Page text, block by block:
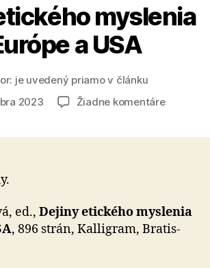
myslenia
a USA
je uvedený priamo v článku
2023 Žiadne komentárena
USA
ed., Dejiny etického myslenia
, 896 strán, Kalligram, Bra­tis­